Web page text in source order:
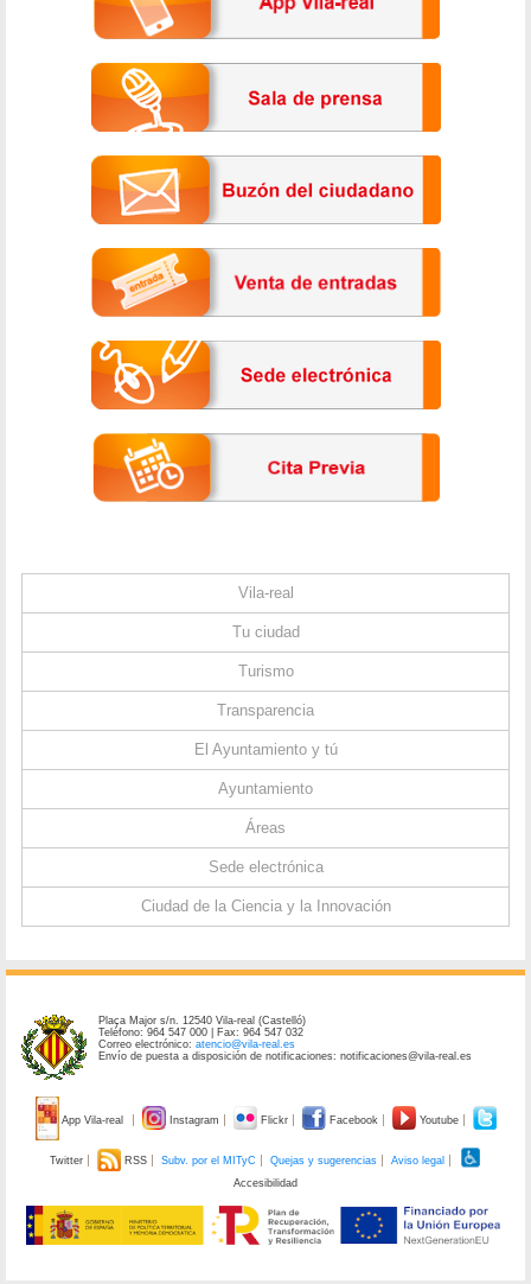
Vila-real
Tu ciudad
Turismo
Transparencia
El Ayuntamiento y tú
Ayuntamiento
Áreas
Sede electrónica
Ciudad de la Ciencia y la Innovación
Plaça Major s/n. 12540 Vila-real (Castelló)
Teléfono: 964 547 000 | Fax: 964 547 032
Correo electrónico:atencio@vila-real.es
Envío de puesta a disposición de notificaciones: notificaciones@vila-real.es
App Vila-real Instagram Flickr Facebook Youtube
Twitter RSS Subv. por el MITyC Quejas y sugerencias
Aviso legal
Accesibilidad